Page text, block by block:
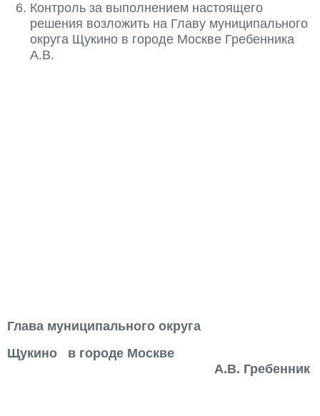
Контроль за выполнением настоящего
решения возложить на Главу муниципального
округа Щукино в городе Москве Гребенника
А.В.
Глава муниципального округа
Щукино в городе Москве
А.В. Гребенник